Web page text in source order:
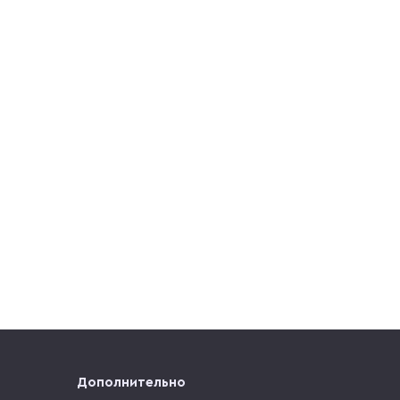
Дополнительно